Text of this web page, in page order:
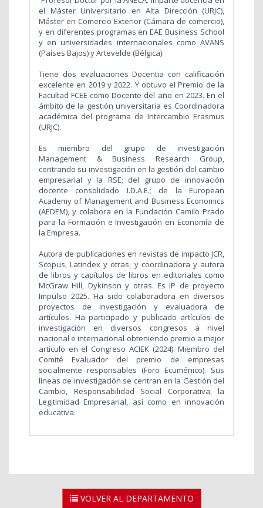
el Máster Universitario en Alta Dirección (URJC),
Máster en Comercio Exterior (Cámara de comercio),
y en diferentes programas en EAE Business School
y en universidades internacionales como AVANS
(Países Bajos) y Artevelde (Bélgica).
Tiene dos evaluaciones Docentia con calificación
excelente en 2019 y 2022. Y obtuvo el Premio de la
Facultad FCEE como Docente del año en 2023. En el
ámbito de la gestión universitaria es Coordinadora
académica del programa de Intercambio Erasmus
(URJC).
Es miembro del grupo de investigación
Management & Business Research Group,
centrando su investigación en la gestión del cambio
empresarial y la RSE; del grupo de innovación
docente consolidado I.D.A.E.; de la European
Academy of Management and Business Economics
(AEDEM), y colabora en la Fundación Camilo Prado
para la Formación e Investigación en Economía de
la Empresa.
Autora de publicaciones en revistas de impacto JCR,
Scopus, Latindex y otras, y coordinadora y autora
de libros y capítulos de libros en editoriales como
McGraw Hill, Dykinson y otras. Es IP de proyecto
Impulso 2025. Ha sido colaboradora en diversos
proyectos de investigación y evaluadora de
artículos. Ha participado y publicado artículos de
investigación en diversos congresos a nivel
nacional e internacional obteniendo premio a mejor
artículo en el Congreso ACIEK (2024). Miembro del
Comité Evaluador del premio de empresas
socialmente responsables (Foro Ecuménico). Sus
líneas de investigación se centran en la Gestión del
Cambio, Responsabilidad Social Corporativa, la
Legitimidad Empresarial, así como en innovación
educativa.
VOLVER AL DEPARTAMENTO